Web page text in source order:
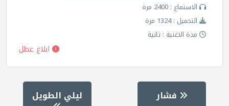
الاستماع : 2400 مرة
التحميل : 1324 مرة
مدة الاغنية : ثانية
ابلاغ عطل
فشار ليلي الطويل